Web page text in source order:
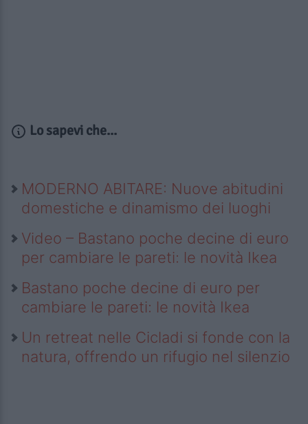
Lo sapevi che...
MODERNO ABITARE: Nuove abitudini
domestiche e dinamismo dei luoghi
Video – Bastano poche decine di euro
per cambiare le pareti: le novità Ikea
Bastano poche decine di euro per
cambiare le pareti: le novità Ikea
Un retreat nelle Cicladi si fonde con la
natura, offrendo un rifugio nel silenzio